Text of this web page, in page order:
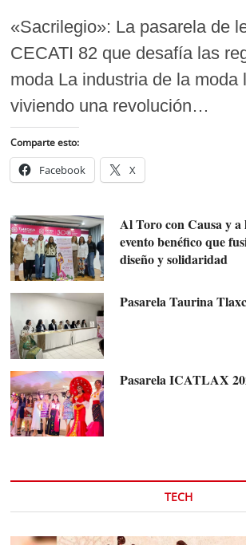
«Sacrilegio»: La pasarela de
CECATI 82 que desafía las
moda La industria de la moda
viviendo una revolución…
Comparte esto:
Facebook X
Al Toro con Causa y
evento benéfico que
diseño y solidaridad
Pasarela Taurina
Pasarela ICATLAX
TECH